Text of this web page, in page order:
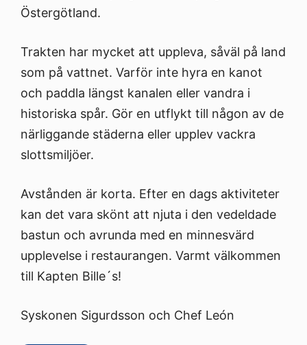
Östergötland.
Trakten har mycket att uppleva, såväl på land
som på vattnet. Varför inte hyra en kanot
och paddla längst kanalen eller vandra i
historiska spår. Gör en utflykt till någon av de
närliggande städerna eller upplev vackra
slottsmiljöer.
Avstånden är korta. Efter en dags aktiviteter
kan det vara skönt att njuta i den vedeldade
bastun och avrunda med en minnesvärd
upplevelse i restaurangen. Varmt välkommen
till Kapten Bille´s!
Syskonen Sigurdsson och Chef León